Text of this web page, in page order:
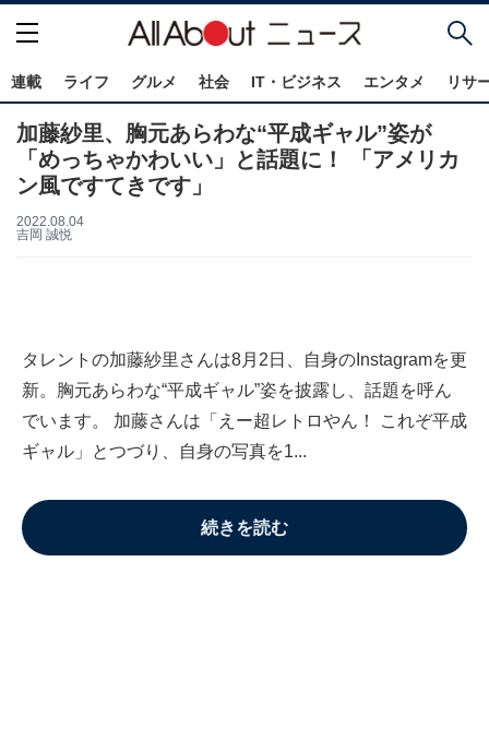
連載 ライフ グルメ 社会 IT・ビジネス エンタメ リサ
加藤紗里、胸元あらわな“平成ギャル”姿が
「めっちゃかわいい」と話題に！ 「アメリカ
ン風ですてきです」
2022.08.04
吉岡 誠悦
タレントの加藤紗里さんは8月2日、自身のInstagramを更
新。胸元あらわな“平成ギャル”姿を披露し、話題を呼ん
でいます。 加藤さんは「えー超レトロやん！ これぞ平成
ギャル」とつづり、自身の写真を1...
続きを読む